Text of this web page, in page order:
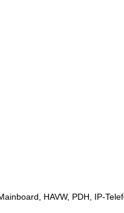
HAVW, PDH, IP-